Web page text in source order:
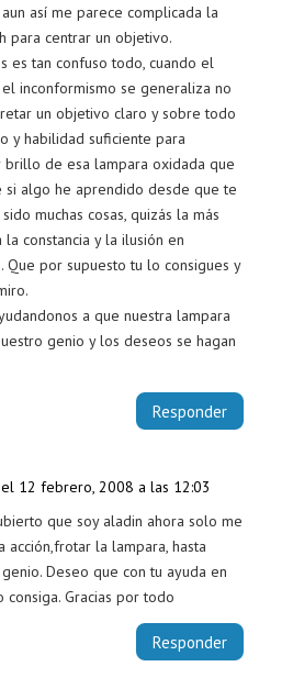
así me parece complicada la
para centrar un objetivo.
es tan confuso todo, cuando el
inconformismo se generaliza no
un objetivo claro y sobre todo
y habilidad suficiente para
brillo de esa lampara oxidada que
si algo he aprendido desde que te
muchas cosas, quizás la más
constancia y la ilusión en
Que por supuesto tu lo consigues y
a que nuestra lampara
genio y los deseos se hagan
Responder
el 12 febrero, 2008 a las 12:03
que soy aladin ahora solo me
la lampara, hasta
Deseo que con tu ayuda en
Gracias por todo
Responder